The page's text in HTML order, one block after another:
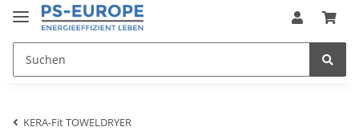
KERA-Fit TOWELDRYER